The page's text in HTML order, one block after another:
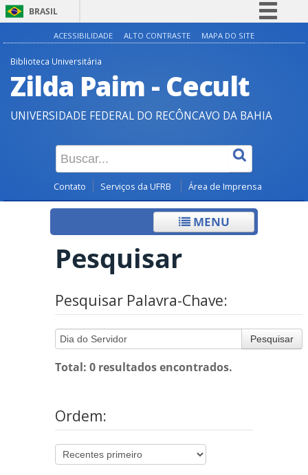
BRASIL
Simplifique!
Participe
Acesso à informação
Legislação
Canais
ACESSIBILIDADE ALTO CONTRASTE MAPA DO SITE
Biblioteca Universitária
Zilda Paim - Cecult
UNIVERSIDADE FEDERAL DO RECÔNCAVO DA BAHIA
Contato Serviços da UFRB Área de Imprensa
MENU
Pesquisar
Pesquisar Palavra-Chave:
Pesquisar
Total: 0 resultados encontrados.
Ordem: